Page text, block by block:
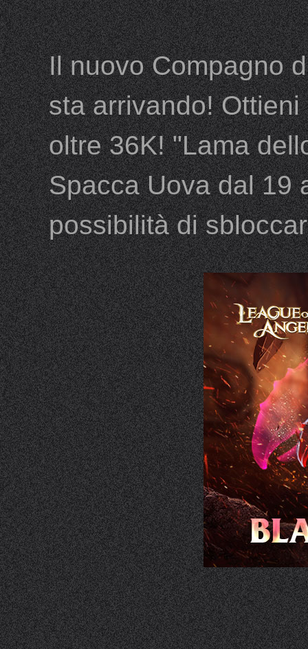
Il nuovo Compagno
sta arrivando!
oltre 36K! "Lama
Spacca Uova dal 19
possibilità di